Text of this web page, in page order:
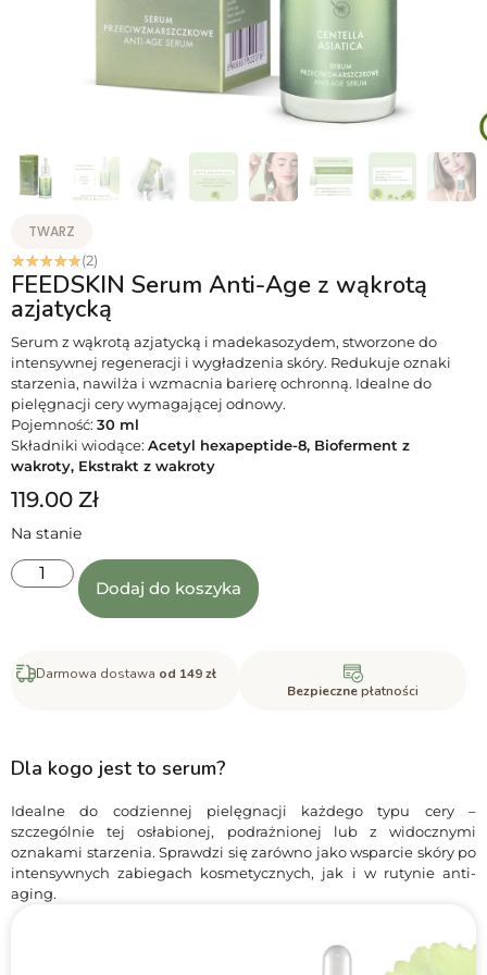
TWARZ
☆☆☆☆☆(2)
FEEDSKIN Serum Anti-Age z wąkrotą
azjatycką
Serum z wąkrotą azjatycką i madekasozydem, stworzone do
intensywnej regeneracji i wygładzenia skóry. Redukuje oznaki
starzenia, nawilża i wzmacnia barierę ochronną. Idealne do
pielęgnacji cery wymagającej odnowy.
Pojemność: 30 ml
Składniki wiodące: Acetyl hexapeptide-8, Bioferment z
wakroty, Ekstrakt z wakroty
119.00 Zł
Na stanie
Dodaj do koszyka
Darmowa dostawa od 149 zł
Bezpiecznepłatności
Dla kogo jest to serum?
Idealne do codziennej pielęgnacji każdego typu cery –
szczególnie tej osłabionej, podrażnionej lub z widocznymi
oznakami starzenia. Sprawdzi się zarówno jako wsparcie skóry po
intensywnych zabiegach kosmetycznych, jak i w rutynie anti-
aging.